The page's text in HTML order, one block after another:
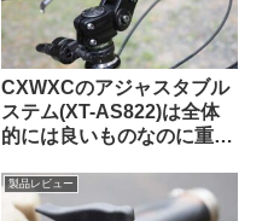
CXWXCのアジャスタブル
ステム(XT-AS822)は全体
的には良いものなのに重大
も惜しい
製品レビュー